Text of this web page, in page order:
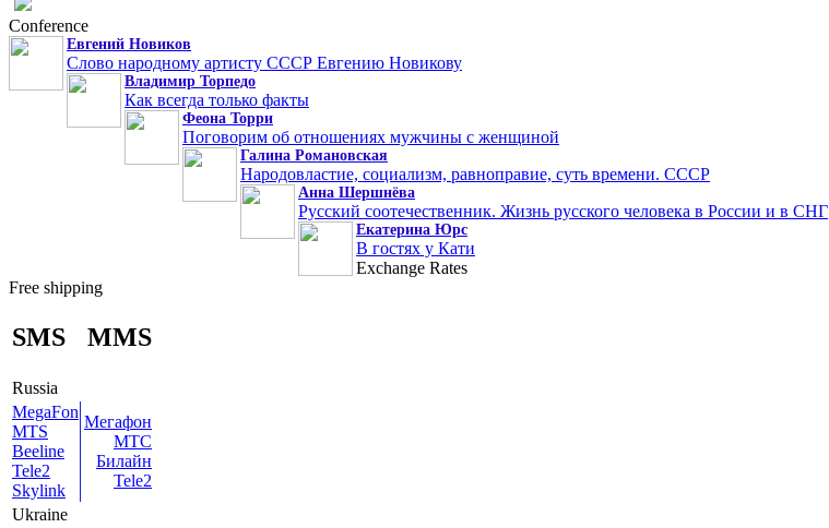
Conference
Евгений Новиков
Слово народному артисту СССР Евгению Новикову
Владимир Торпедо
Как всегда только факты
Феона Торри
Поговорим об отношениях мужчины с женщиной
Галина Романовская
Народовластие, социализм, равноправие, суть времени. СССР
Анна Шершнёва
Русский соотечественник. Жизнь русского человека в России и в СНГ
Екатерина Юрс
В гостях у Кати
Exchange Rates
Free shipping
SMS MMS
Russia
MegaFon
MTS
Beeline
Tele2
Skylink
Мегафон
МТС
Билайн
Tele2
Ukraine